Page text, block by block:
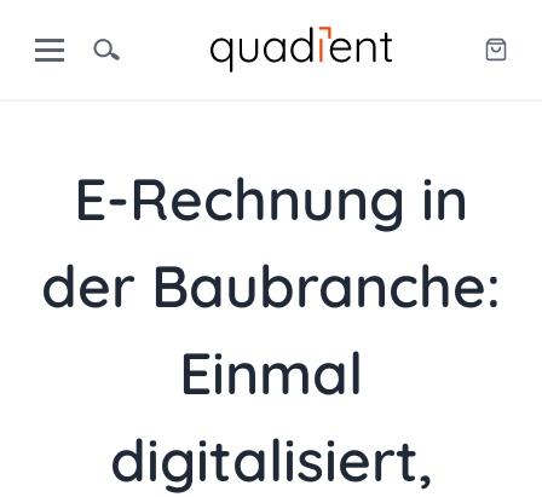
E-Rechnung in
der Baubranche:
Einmal
digitalisiert,